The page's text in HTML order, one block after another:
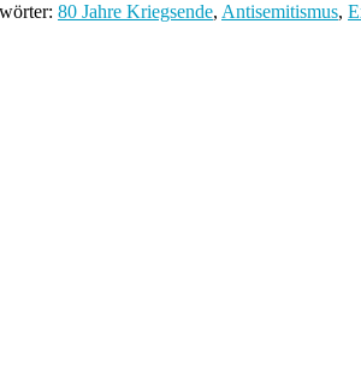
80 Jahre Kriegsende, Antisemitismus,